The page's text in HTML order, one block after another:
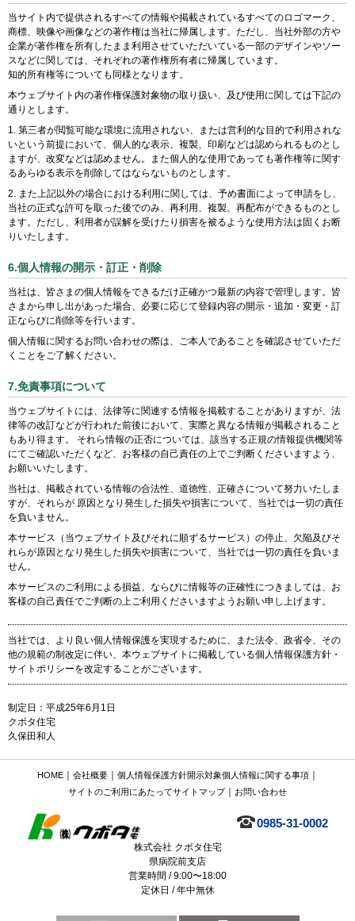
当サイト内で提供されるすべての情報や掲載されているすべてのロゴマーク、
商標、映像や画像などの著作権は当社に帰属します。ただし、当社外部の方や
企業が著作権を所有したまま利用させていただいている一部のデザインやソー
スなどに関しては、それぞれの著作権所有者に帰属しています。
知的所有権等についても同様となります。
本ウェブサイト内の著作権保護対象物の取り扱い、及び使用に関しては下記の
通りとします。
第三者が閲覧可能な環境に流用されない、または営利的な目的で利用されな
いという前提において、個人的な表示、複製、印刷などは認められるものとし
ますが、改変などは認めません。また個人的な使用であっても著作権等に関す
るあらゆる表示を削除してはならないものとします。
また上記以外の場合における利用に関しては、予め書面によって申請をし、
当社の正式な許可を取った後でのみ、再利用、複製、再配布ができるものとし
ます。ただし、利用者が誤解を受けたり損害を被るような使用方法は固くお断
りいたします。
6.個人情報の開示・訂正・削除
当社は、皆さまの個人情報をできるだけ正確かつ最新の内容で管理します。皆
さまから申し出があった場合、必要に応じて登録内容の開示・追加・変更・訂
正ならびに削除等を行います。
個人情報に関するお問い合わせの際は、ご本人であることを確認させていただ
くことをご了解ください。
7.免責事項について
当ウェブサイトには、法律等に関連する情報を掲載することがありますが、法
律等の改訂などが行われた前後において、実際と異なる情報が掲載されること
もあり得ます。 それら情報の正否については、該当する正規の情報提供機関等
にてご確認いただくなど、お客様の自己責任の上でご判断くださいますよう、
お願いいたします。
当社は、掲載されている情報の合法性、道徳性、正確さについて努力いたしま
すが、それらが 原因となり発生した損失や損害について、当社では一切の責任
を負いません。
本サービス（当ウェブサイト及びそれに順ずるサービス）の停止、欠陥及びそ
れらが原因となり発生した損失や損害について、当社では一切の責任を負いま
せん。
本サービスのご利用による損益、ならびに情報等の正確性につきましては、お
客様の自己責任でご判断の上ご利用くださいますようお願い申し上げます。
当社では、より良い個人情報保護を実現するために、また法令、政省令、その
他の規範の制改定に伴い、本ウェブサイトに掲載している個人情報保護方針・
サイトポリシーを改定することがございます。
制定日：平成25年6月1日
クボタ住宅
久保田和人
HOME｜ 会社概要｜ 個人情報保護方針開示対象個人情報に関する事項｜
サイトのご利用にあたってサイトマップ｜ お問い合わせ
0985-31-0002
株式会社 クボタ住宅
県病院前支店
営業時間 / 9:00〜18:00
定休日 / 年中無休